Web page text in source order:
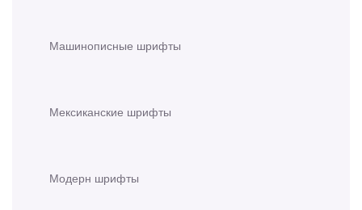
Машинописные шрифты
Мексиканские шрифты
Модерн шрифты